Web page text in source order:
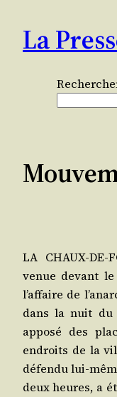
contenu
La
LA CHAUX-DE-
venue devant
l’af­faire de
dans la nuit du
appo­sé des
endroits de la
défen­du lui-
deux heures, a